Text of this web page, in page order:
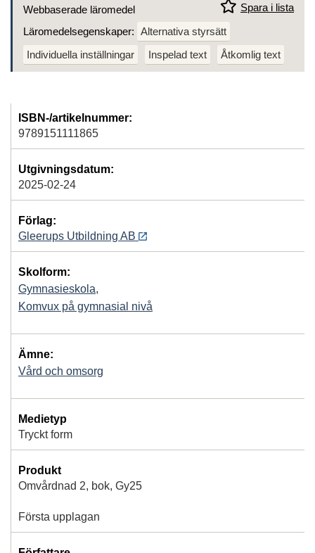
Spara i lista
Webbaserade läromedel
Läromedelsegenskaper: Alternativa styrsätt
Individuella inställningar
Inspelad text Åtkomlig text
ISBN-/artikelnummer:
9789151111865
Utgivningsdatum:
2025-02-24
Förlag:
Gleerups Utbildning AB
Skolform:
Gymnasieskola,
Komvux på gymnasial nivå
Ämne:
Vård och omsorg
Medietyp
Tryckt form
Produkt
Omvårdnad 2, bok, Gy25
Första upplagan